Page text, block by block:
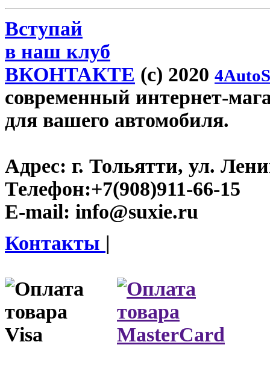
Вступай
в наш клуб
ВКОНТАКТЕ (c) 2020
современный интернет-
для вашего автомобиля.
Адрес: г. Тольятти, ул.
Телефон:+7(908)911-66-15
E-mail: info@suxie.ru
Контакты |